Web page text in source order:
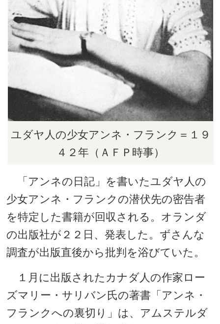
ユダヤ人の少女アンネ・フランク＝１９
４２年（ＡＦＰ時事）
「アンネの日記」を書いたユダヤ人の
少女アンネ・フランクの潜伏先の密告者
を特定した書籍が回収される。オランダ
の出版社が２２日、発表した。ずさんな
調査が出版直後から批判を浴びていた。
１月に出版されたカナダ人の作家ロー
ズマリー・サリバン氏の著書「アンネ・
フランクへの裏切り」は、アムステルダ